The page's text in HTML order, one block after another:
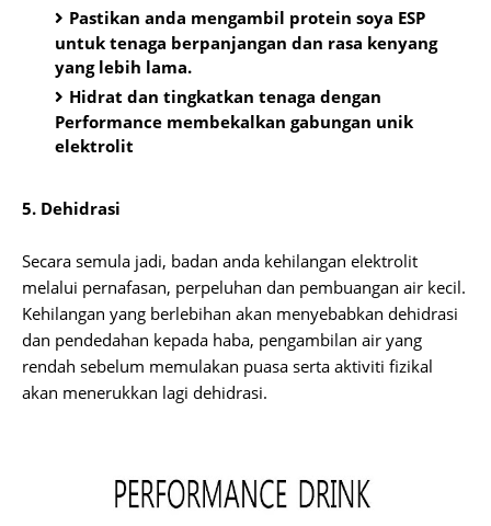
Pastikan anda mengambil protein soya ESP
untuk tenaga berpanjangan dan rasa kenyang
yang lebih lama.
Hidrat dan tingkatkan tenaga dengan
Performance membekalkan gabungan unik
elektrolit
5. Dehidrasi
Secara semula jadi, badan anda kehilangan elektrolit
melalui pernafasan, perpeluhan dan pembuangan air kecil.
Kehilangan yang berlebihan akan menyebabkan dehidrasi
dan pendedahan kepada haba, pengambilan air yang
rendah sebelum memulakan puasa serta aktiviti fizikal
akan menerukkan lagi dehidrasi.